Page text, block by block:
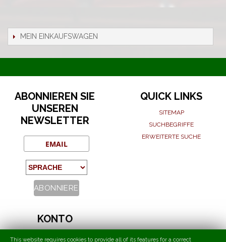
MEIN EINKAUFSWAGEN
ABONNIEREN SIE
UNSEREN
NEWSLETTER
QUICK LINKS
SITEMAP
SUCHBEGRIFFE
ERWEITERTE SUCHE
KONTO
This website requires cookies to provide all of its features for a correct